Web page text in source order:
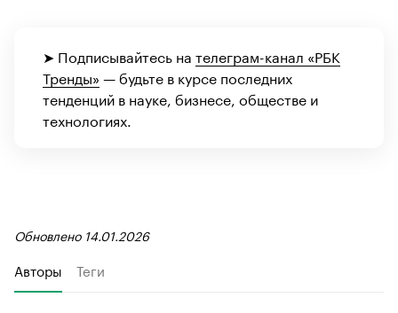
➤ Подписывайтесь на телеграм-канал «РБК
Тренды» — будьте в курсе последних
тенденций в науке, бизнесе, обществе и
технологиях.
Обновлено 14.01.2026
Авторы Теги